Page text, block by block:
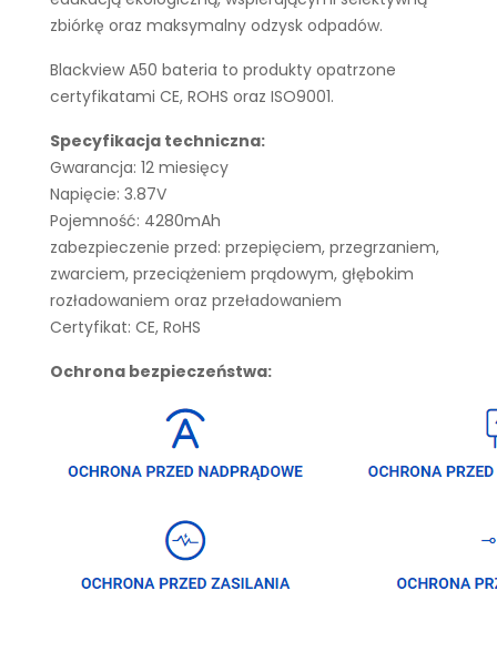
zbiórkę oraz maksymalny odzysk odpadów.
Blackview A50 bateria to produkty opatrzone
certyfikatami CE, ROHS oraz ISO9001.
Specyfikacja techniczna:
Gwarancja: 12 miesięcy
Napięcie: 3.87V
Pojemność: 4280mAh
zabezpieczenie przed: przepięciem, przegrzaniem,
zwarciem, przeciążeniem prądowym, głębokim
rozładowaniem oraz przeładowaniem
Certyfikat: CE, RoHS
Ochrona bezpieczeństwa: